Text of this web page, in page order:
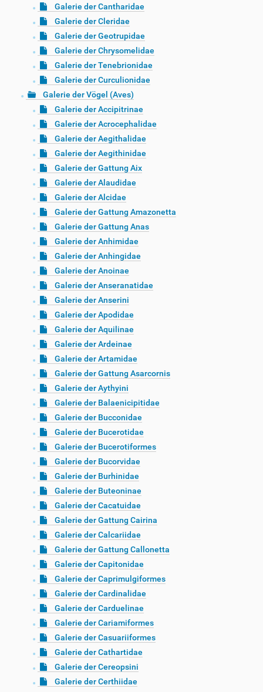
Galerie der Cantharidae
Galerie der Cleridae
Galerie der Geotrupidae
Galerie der Chrysomelidae
Galerie der Tenebrionidae
Galerie der Curculionidae
Galerie der Vögel (Aves)
Galerie der Accipitrinae
Galerie der Acrocephalidae
Galerie der Aegithalidae
Galerie der Aegithinidae
Galerie der Gattung Aix
Galerie der Alaudidae
Galerie der Alcidae
Galerie der Gattung Amazonetta
Galerie der Gattung Anas
Galerie der Anhimidae
Galerie der Anhingidae
Galerie der Anoinae
Galerie der Anseranatidae
Galerie der Anserini
Galerie der Apodidae
Galerie der Aquilinae
Galerie der Ardeinae
Galerie der Artamidae
Galerie der Gattung Asarcornis
Galerie der Aythyini
Galerie der Balaenicipitidae
Galerie der Bucconidae
Galerie der Bucerotidae
Galerie der Bucerotiformes
Galerie der Bucorvidae
Galerie der Burhinidae
Galerie der Buteoninae
Galerie der Cacatuidae
Galerie der Gattung Cairina
Galerie der Calcariidae
Galerie der Gattung Callonetta
Galerie der Capitonidae
Galerie der Caprimulgiformes
Galerie der Cardinalidae
Galerie der Carduelinae
Galerie der Cariamiformes
Galerie der Casuariiformes
Galerie der Cathartidae
Galerie der Cereopsini
Galerie der Certhiidae